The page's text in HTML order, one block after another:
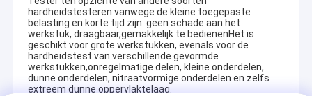
hardheidstesteren vanwege de kleine toegepaste
belasting en korte tijd zijn: geen schade aan het
werkstuk, draagbaar,gemakkelijk te bedienenHet is
geschikt voor grote werkstukken, evenals voor de
hardheidstest van verschillende gevormde
werkstukken,onregelmatige delen, kleine onderdelen,
dunne onderdelen, nitraatvormige onderdelen en zelfs
extreem dunne oppervlaktelaag.